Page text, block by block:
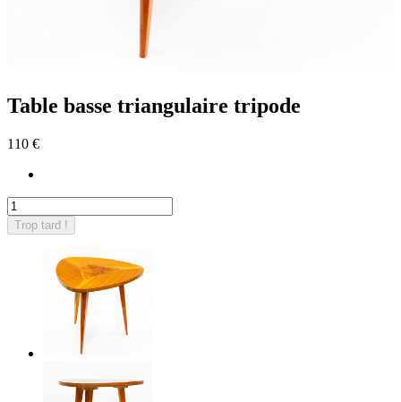
Table basse triangulaire tripode
110 €
Trop tard !